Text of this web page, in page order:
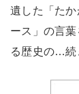
遺した「た
ース」の言
る歴史の…続